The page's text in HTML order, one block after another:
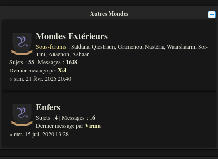
Autres Mondes
Mondes Extérieurs
Sous-forums :Saldana, Qiestrium, Gramenou, Nastéria, Waarshaarin, Sor-
Tini, Aliaénon, Ashaar
Sujets :55| Messages : 1638
Dernier message parXël
« sam. 21 févr. 2026 20:40
Enfers
Sujets :4| Messages : 16
Dernier message parVirina
« mer. 15 juil. 2020 13:28